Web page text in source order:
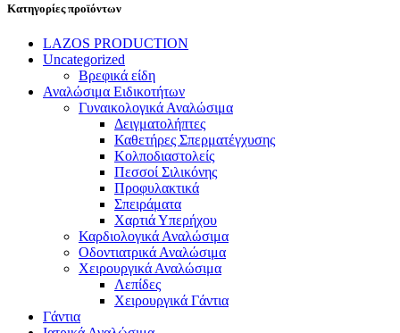
Κατηγορίες προϊόντων
LAZOS PRODUCTION
Uncategorized
Βρεφικά είδη
Αναλώσιμα Ειδικοτήτων
Γυναικολογικά Αναλώσιμα
Δειγματολήπτες
Καθετήρες Σπερματέγχυσης
Κολποδιαστολείς
Πεσσοί Σιλικόνης
Προφυλακτικά
Σπειράματα
Χαρτιά Υπερήχου
Καρδιολογικά Αναλώσιμα
Οδοντιατρικά Αναλώσιμα
Χειρουργικά Αναλώσιμα
Λεπίδες
Χειρουργικά Γάντια
Γάντια